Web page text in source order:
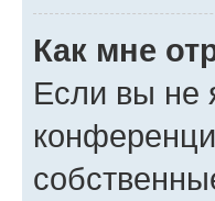
Как мне
Если вы не